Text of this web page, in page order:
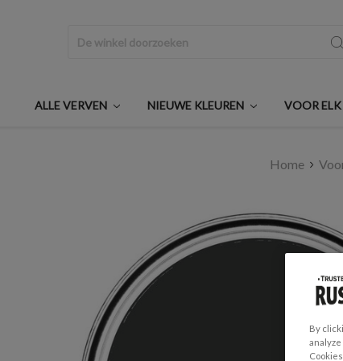
ALLE VERVEN NIEUWE KLEUREN VOOR
Home
By